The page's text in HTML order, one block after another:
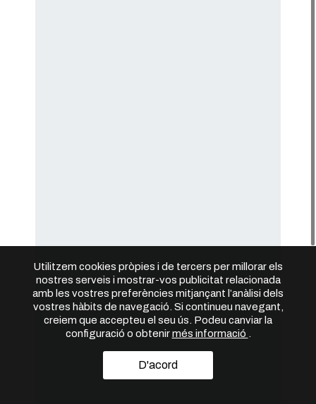
Utilitzem cookies pròpies i de tercers per millorar els
nostres serveis i mostrar-vos publicitat relacionada
amb les vostres preferències mitjançant l’anàlisi dels
vostres hàbits de navegació. Si continueu navegant,
creiem que accepteu el seu ús. Podeu canviar la
configuració o obtenirmés informació
D'acord